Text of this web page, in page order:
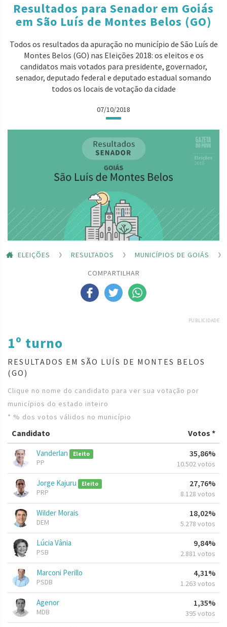
Resultados para Senador em Goiás
em São Luís de Montes Belos (GO)
Todos os resultados da apuração no município de São Luís de
Montes Belos (GO) nas Eleições 2018: os eleitos e os
candidatos mais votados para presidente, governador,
senador, deputado federal e deputado estadual somando
todos os locais de votação da cidade
07/10/2018
ELEIÇÕES RESULTADOS
MUNICÍPIOS DE GOIÁS
COMPARTILHAR
PUBLICIDADE
1º turno
RESULTADOS EM SÃO LUÍS DE MONTES BELOS
(GO)
Clique no nome do candidato para ver sua votação por
municípios do estado inteiro
* % dos votos válidos no município
Candidato Votos *
Vanderlan Eleito
PP
35,86%
10.502 votos
Jorge Kajuru Eleito
PRP
27,76%
8.128 votos
Wilder Morais
DEM
18,02%
5.278 votos
Lúcia Vânia
PSB
9,84%
2.881 votos
Marconi Perillo
PSDB
4,31%
1.263 votos
Agenor
MDB
1,35%
395 votos